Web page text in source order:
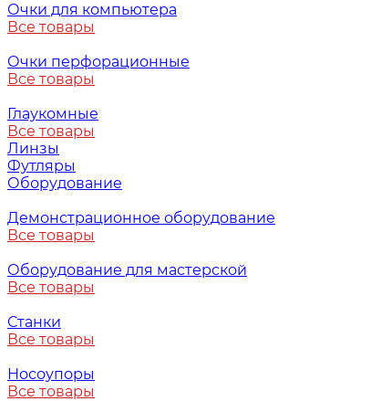
Очки для компьютера
Все товары
Очки перфорационные
Все товары
Глаукомные
Все товары
Линзы
Футляры
Оборудование
Демонстрационное оборудование
Все товары
Оборудование для мастерской
Все товары
Станки
Все товары
Носоупоры
Все товары